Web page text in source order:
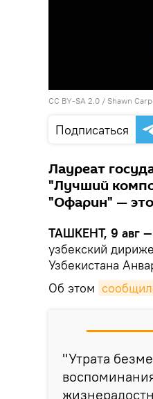
CC BY-SA 2.0 / Shawn
Подписаться
Лауреат
"Лучший
"Офарин" —
ТАШКЕНТ, 9 авг
узбекский
Узбекистана
Об этом
"Утрата